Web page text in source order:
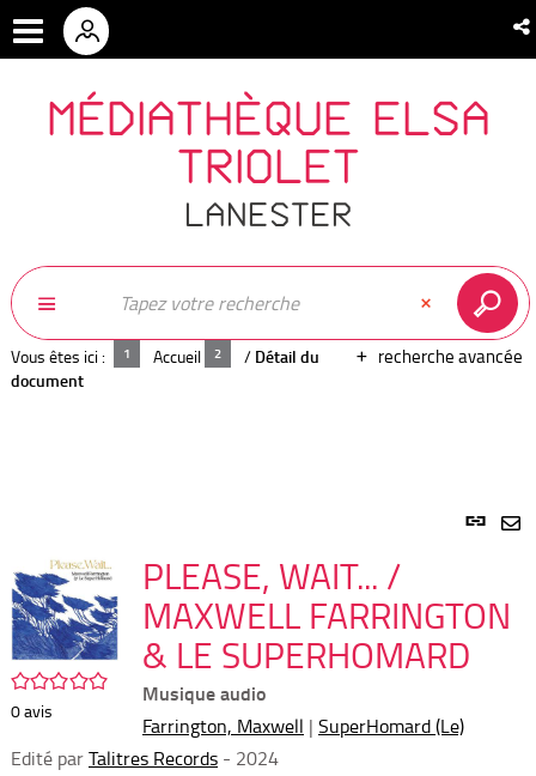
MÉDIATHÈQUE ELSA
TRIOLET
LANESTER
recherche avancée
Vous êtes ici : Accueil / Détail du
document
Lien
/5
0avis
PLEASE, WAIT... /
MAXWELL FARRINGTON
& LE SUPERHOMARD
Musique audio
Farrington, Maxwell | SuperHomard (Le)
Edité parTalitres Records - 2024